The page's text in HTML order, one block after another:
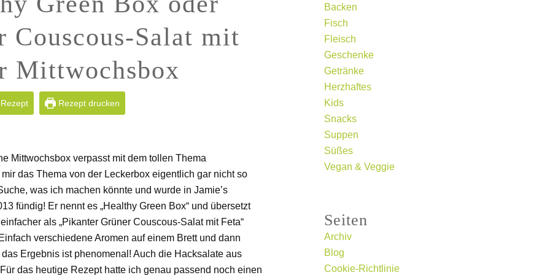
Couscous-Salat mit
Mittwochsbox
Rezept drucken
Mittwochsbox verpasst mit dem tollen Thema
das Thema von der Leckerbox eigentlich gar nicht so
was ich machen könnte und wurde in Jamie’s
fündig! Er nennt es „Healthy Green Box“ und übersetzt
als „Pikanter Grüner Couscous-Salat mit Feta“
verschiedene Aromen auf einem Brett und dann
Ergebnis ist phenomenal! Auch die Hacksalate aus
das heutige Rezept hatte ich genau passend noch einen
Backen
Fisch
Fleisch
Geschenke
Getränke
Herzhaftes
Kids
Snacks
Suppen
Süßes
Vegan & Veggie
Seiten
Archiv
Blog
Cookie-Richtlinie